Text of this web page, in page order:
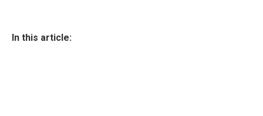
In this article: